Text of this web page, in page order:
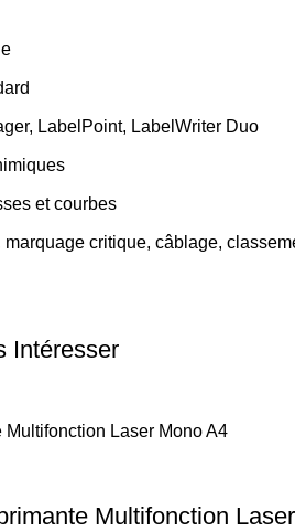
LabelPoint, LabelWriter Duo
et courbes
critique, câblage,
Intéresser
Multifonction